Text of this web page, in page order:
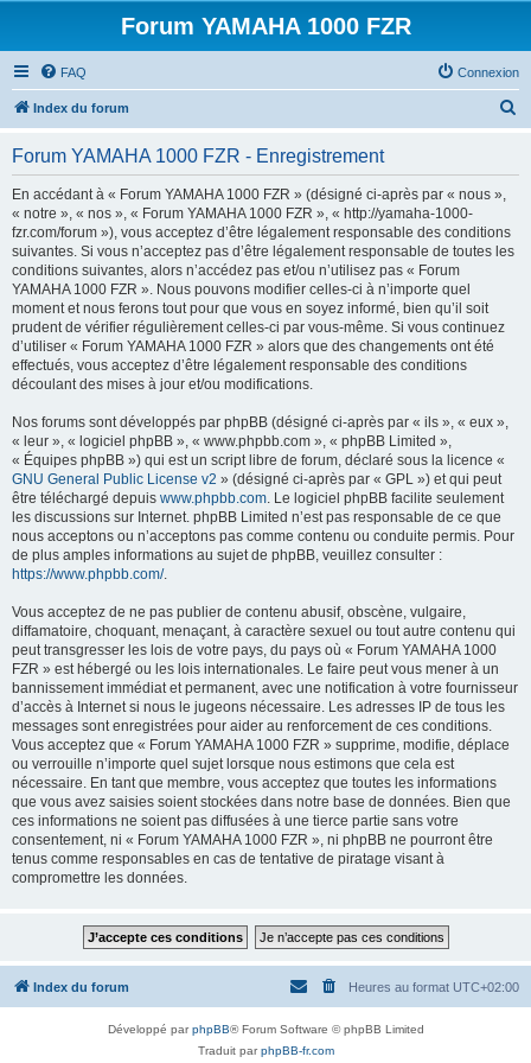
Forum YAMAHA 1000 FZR
FAQ Connexion
Index du forum
Forum YAMAHA 1000 FZR - Enregistrement
En accédant à « Forum YAMAHA 1000 FZR » (désigné ci-après par « nous »,
« notre », « nos », « Forum YAMAHA 1000 FZR », « http://yamaha-1000-
fzr.com/forum »), vous acceptez d’être légalement responsable des conditions
suivantes. Si vous n’acceptez pas d’être légalement responsable de toutes les
conditions suivantes, alors n’accédez pas et/ou n’utilisez pas « Forum
YAMAHA 1000 FZR ». Nous pouvons modifier celles-ci à n’importe quel
moment et nous ferons tout pour que vous en soyez informé, bien qu’il soit
prudent de vérifier régulièrement celles-ci par vous-même. Si vous continuez
d’utiliser « Forum YAMAHA 1000 FZR » alors que des changements ont été
effectués, vous acceptez d’être légalement responsable des conditions
découlant des mises à jour et/ou modifications.
Nos forums sont développés par phpBB (désigné ci-après par « ils », « eux »,
« leur », « logiciel phpBB », « www.phpbb.com », « phpBB Limited »,
« Équipes phpBB ») qui est un script libre de forum, déclaré sous la licence «
GNU General Public License v2 » (désigné ci-après par « GPL ») et qui peut
être téléchargé depuis www.phpbb.com. Le logiciel phpBB facilite seulement
les discussions sur Internet. phpBB Limited n’est pas responsable de ce que
nous acceptons ou n’acceptons pas comme contenu ou conduite permis. Pour
de plus amples informations au sujet de phpBB, veuillez consulter :
https://www.phpbb.com/.
Vous acceptez de ne pas publier de contenu abusif, obscène, vulgaire,
diffamatoire, choquant, menaçant, à caractère sexuel ou tout autre contenu qui
peut transgresser les lois de votre pays, du pays où « Forum YAMAHA 1000
FZR » est hébergé ou les lois internationales. Le faire peut vous mener à un
bannissement immédiat et permanent, avec une notification à votre fournisseur
d’accès à Internet si nous le jugeons nécessaire. Les adresses IP de tous les
messages sont enregistrées pour aider au renforcement de ces conditions.
Vous acceptez que « Forum YAMAHA 1000 FZR » supprime, modifie, déplace
ou verrouille n’importe quel sujet lorsque nous estimons que cela est
nécessaire. En tant que membre, vous acceptez que toutes les informations
que vous avez saisies soient stockées dans notre base de données. Bien que
ces informations ne soient pas diffusées à une tierce partie sans votre
consentement, ni « Forum YAMAHA 1000 FZR », ni phpBB ne pourront être
tenus comme responsables en cas de tentative de piratage visant à
compromettre les données.
Index du forum Heures au format UTC+02:00
Développé parphpBB® Forum Software © phpBB Limited
Traduit parphpBB-fr.com